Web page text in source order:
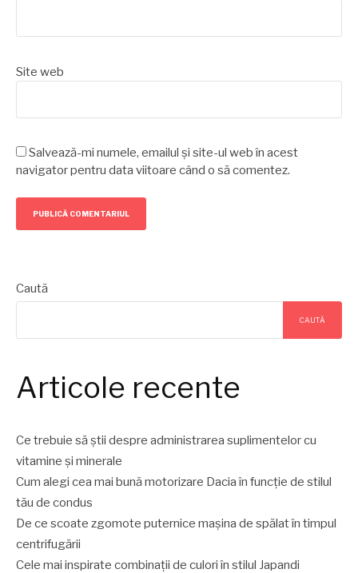
Site web
Salvează-mi numele, emailul și site-ul web în acest
navigator pentru data viitoare când o să comentez.
Caută
CAUTĂ
Articole recente
Ce trebuie să știi despre administrarea suplimentelor cu
vitamine și minerale
Cum alegi cea mai bună motorizare Dacia în funcție de stilul
tău de condus
De ce scoate zgomote puternice mașina de spălat în timpul
centrifugării
Cele mai inspirate combinații de culori în stilul Japandi